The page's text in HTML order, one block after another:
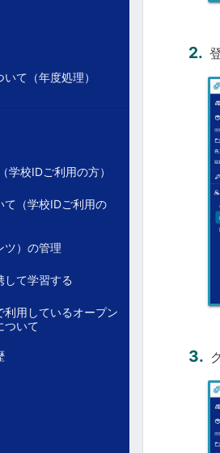
て（年度処理）
学校IDご利用の方）
て（学校IDご利用の
ツ）の管理
して学習する
利用しているオープン
ついて